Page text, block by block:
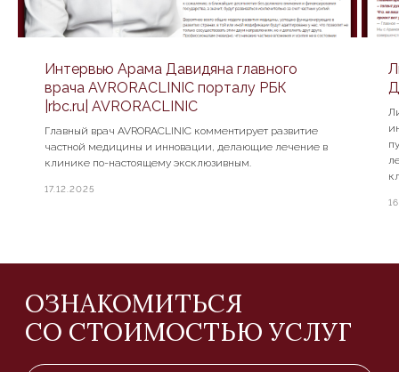
Интервью Арама Давидяна главного
врача AVRORACLINIC порталу РБК
|rbc.ru| AVRORACLINIC
Главный врач AVRORACLINIC комментирует развитие
частной медицины и инновации, делающие лечение в
клинике по-настоящему эксклюзивным.
17.12.2025